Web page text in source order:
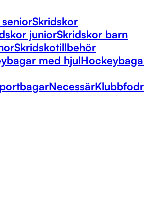
Skridskor
juniorSkridskor barn
Skridskotillbehör
med hjul
Necessär